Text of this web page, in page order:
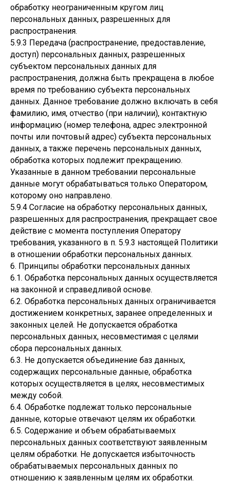
обработку неограниченным кругом лиц
персональных данных, разрешенных для
распространения.
5.9.3 Передача (распространение, предоставление,
доступ) персональных данных, разрешенных
субъектом персональных данных для
распространения, должна быть прекращена в любое
время по требованию субъекта персональных
данных. Данное требование должно включать в себя
фамилию, имя, отчество (при наличии), контактную
информацию (номер телефона, адрес электронной
почты или почтовый адрес) субъекта персональных
данных, а также перечень персональных данных,
обработка которых подлежит прекращению.
Указанные в данном требовании персональные
данные могут обрабатываться только Оператором,
которому оно направлено.
5.9.4 Согласие на обработку персональных данных,
разрешенных для распространения, прекращает свое
действие с момента поступления Оператору
требования, указанного в п. 5.9.3 настоящей Политики
в отношении обработки персональных данных.
6. Принципы обработки персональных данных
6.1. Обработка персональных данных осуществляется
на законной и справедливой основе.
6.2. Обработка персональных данных ограничивается
достижением конкретных, заранее определенных и
законных целей. Не допускается обработка
персональных данных, несовместимая с целями
сбора персональных данных.
6.3. Не допускается объединение баз данных,
содержащих персональные данные, обработка
которых осуществляется в целях, несовместимых
между собой.
6.4. Обработке подлежат только персональные
данные, которые отвечают целям их обработки.
6.5. Содержание и объем обрабатываемых
персональных данных соответствуют заявленным
целям обработки. Не допускается избыточность
обрабатываемых персональных данных по
отношению к заявленным целям их обработки.